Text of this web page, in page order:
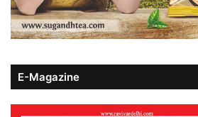
E-Magazine